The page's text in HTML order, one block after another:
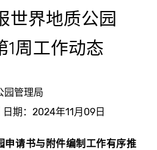
世界地质公园
1周工作动态
园管理局
日期：2024年11月09日
申请书与附件编制工作有序推